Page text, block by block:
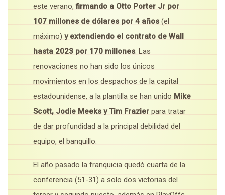
este verano,firmando a Otto Porter Jr por
107 millones de dólares por 4 años (el
máximo) y extendiendo el contrato de Wall
hasta 2023 por 170 millones. Las
renovaciones no han sido los únicos
movimientos en los despachos de la capital
estadounidense, a la plantilla se han unido Mike
Scott, Jodie Meeks y Tim Frazier para tratar
de dar profundidad a la principal debilidad del
equipo, el banquillo.
El año pasado la franquicia quedó cuarta de la
conferencia (51-31) a solo dos victorias del